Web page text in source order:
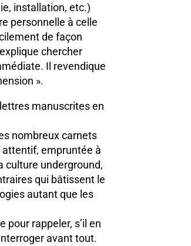
installation, etc.)
personnelle à celle
de façon
chercher
Il revendique
».
manuscrites en
nombreux carnets
attentif, empruntée à
culture underground,
qui bâtissent le
autant que les
pour rappeler, s’il en
avant tout.